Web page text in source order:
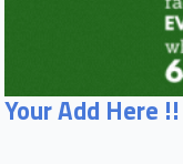
Your Add Here !!